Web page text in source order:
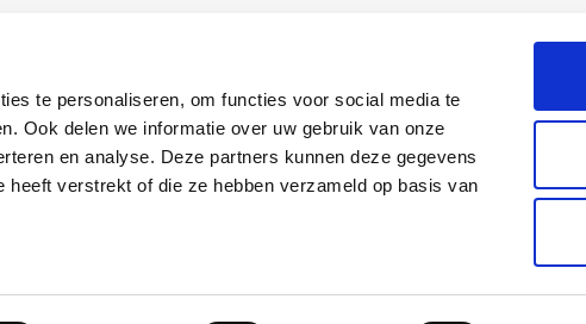
te personaliseren, om functies voor social media te
Ook delen we informatie over uw gebruik van onze
en analyse. Deze partners kunnen deze gegevens
verstrekt of die ze hebben verzameld op basis van
Betaalmethoden
Verzend en Retourbeleid